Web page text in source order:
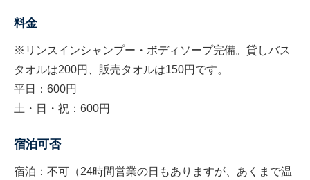
料金
※リンスインシャンプー・ボディソープ完備。貸しバス
タオルは200円、販売タオルは150円です。
平日：600円
土・日・祝：600円
宿泊可否
宿泊：不可（24時間営業の日もありますが、あくまで温